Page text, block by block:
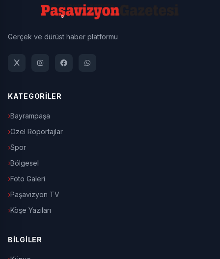
Gerçek ve dürüst haber platformu
KATEGORİLER
Bayrampaşa
Özel Röportajlar
Spor
Bölgesel
Foto Galeri
Paşavizyon TV
Köşe Yazıları
BİLGİLER